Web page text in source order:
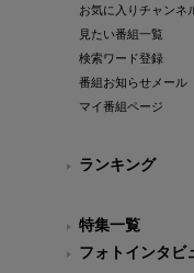
お気に入りチャンネ
見たい番組一覧
検索ワード登録
番組お知らせメール
マイ番組ページ
ランキング
特集一覧
フォトインタビ